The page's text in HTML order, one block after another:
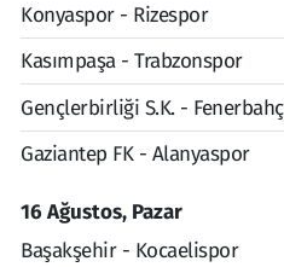
Konyaspor - Rizespor
Kasımpaşa - Trabzonspor
Gençlerbirliği S.K. -
Gaziantep FK - Alanyaspor
16 Ağustos, Pazar
Başakşehir - Kocaelispor